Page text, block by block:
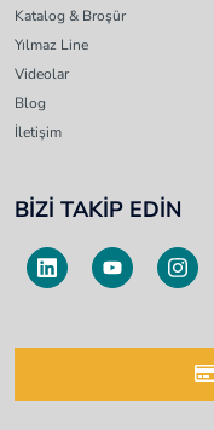
Katalog & Broşür
Yılmaz Line
Videolar
Blog
İletişim
BİZİ TAKİP EDİN